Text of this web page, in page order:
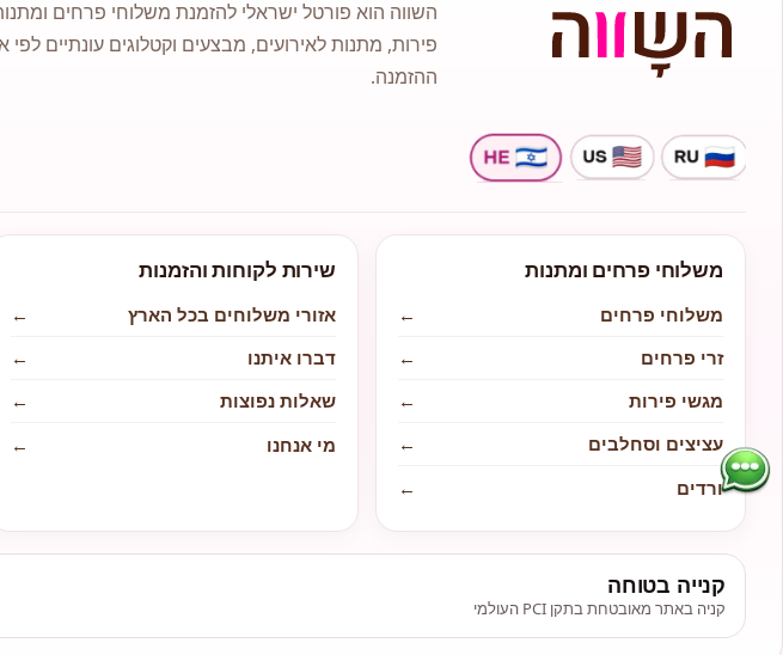
השווה הוא פורטל ישראלי להזמנת משלוחי פרחים
פירות, מתנות לאירועים, מבצעים וקטלוגים עונתיים
ההזמנה.
משלוחי פרחים ומתנות
משלוחי פרחים
←
זרי פרחים
←
מגשי פירות
←
עציצים וסחלבים
←
ורדים
←
שירות לקוחות והזמנות
אזורי משלוחים בכל הארץ
←
דברו איתנו
←
שאלות נפוצות
←
מי אנחנו
←
קנייה בטוחה
קניה באתר מאובטחת בתקן PCI העולמי